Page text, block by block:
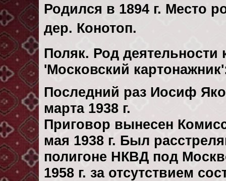
Родился в 1894 г. Место
дер. Конотоп.
Поляк. Род деятельности
'Московский
Последний раз Иосиф
марта 1938 г.
Приговор вынесен
мая 1938 г. Был
полигоне НКВД под
1958 г. за отсутствием